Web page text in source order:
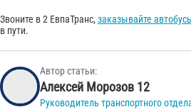
Звоните в 2 ЕвпаТранс, заказывайте
в пути.
Автор статьи:
Алексей Морозов 12
Руководитель транспортного